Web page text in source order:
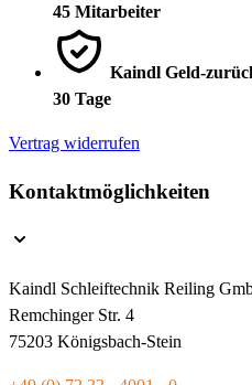
45 Mitarbeiter
Kaindl Geld-
30 Tage
Vertrag widerrufen
Kontaktmöglichkeiten
Kaindl Schleiftechnik Reiling
Remchinger Str. 4
75203 Königsbach-Stein